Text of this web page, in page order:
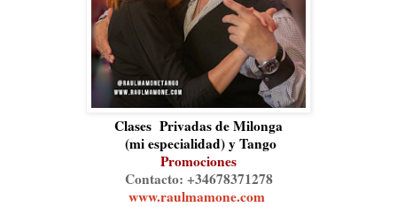
Clases Privadas de Milonga
(mi especialidad) y Tango
Promociones
Contacto: +34678371278
www.raulmamone.com⁠